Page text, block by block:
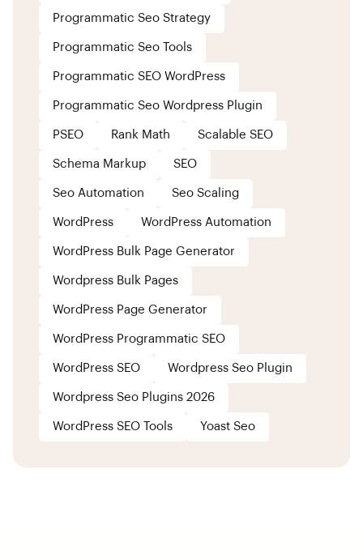
Programmatic Seo Strategy
Programmatic Seo Tools
Programmatic SEO WordPress
Programmatic Seo Wordpress Plugin
PSEO Rank Math Scalable SEO
Schema Markup SEO
Seo Automation Seo Scaling
WordPress WordPress Automation
WordPress Bulk Page Generator
Wordpress Bulk Pages
WordPress Page Generator
WordPress Programmatic SEO
WordPress SEO Wordpress Seo Plugin
Wordpress Seo Plugins 2026
WordPress SEO Tools Yoast Seo